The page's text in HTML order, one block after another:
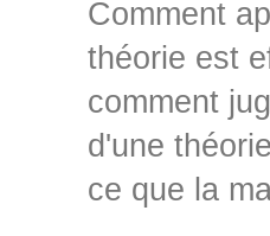
Comment
théorie est
comment
d'une
ce que la